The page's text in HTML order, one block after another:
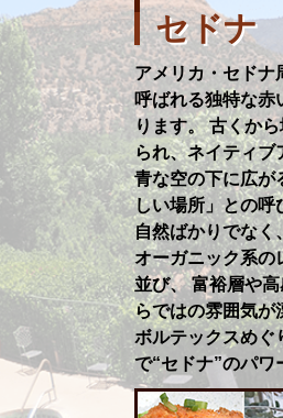
セドナ
アメリカ・セドナ
呼ばれる独特な赤
ります。 古くか
られ、ネイティブ
青な空の下に広が
しい場所」との呼
自然ばかりでなく
オーガニック系の
並び、 富裕層や
らではの雰囲気が
ボルテックスめぐ
で“セドナ”のパワ